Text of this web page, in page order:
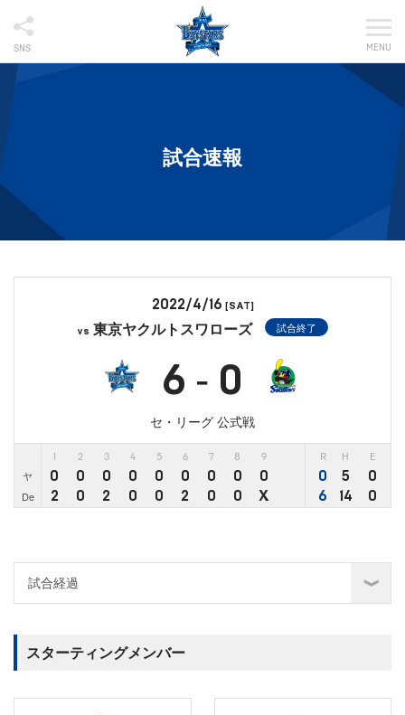
SNS MENU
試合速報
2022/4/16 [SAT]
vs 東京ヤクルトスワローズ 試合終了
6 - 0
セ・リーグ 公式戦
2 3 4 5 6 7 8 9 R H E
ヤ 0 0 0 0 0 0 0 0 0 0 5 0
De 2 0 2 0 0 2 0 0 X 6 14 0
スターティングメンバー